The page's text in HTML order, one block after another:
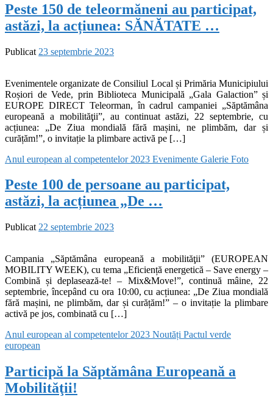
Peste 150 de teleormăneni au participat,
astăzi, la acțiunea: SĂNĂTATE …
Publicat 23 septembrie 2023
Evenimentele organizate de Consiliul Local și Primăria Municipiului
Roșiori de Vede, prin Biblioteca Municipală „Gala Galaction” și
EUROPE DIRECT Teleorman, în cadrul campaniei „Săptămâna
europeană a mobilităţii”, au continuat astăzi, 22 septembrie, cu
acțiunea: „De Ziua mondială fără mașini, ne plimbăm, dar și
curățăm!”, o invitație la plimbare activă pe […]
Anul european al competentelor 2023 Evenimente Galerie Foto
Peste 100 de persoane au participat,
astăzi, la acțiunea „De …
Publicat 22 septembrie 2023
Campania „Săptămâna europeană a mobilităţii” (EUROPEAN
MOBILITY WEEK), cu tema „Eficiență energetică – Save energy –
Combină și deplasează-te! – Mix&Move!”, continuă mâine, 22
septembrie, începând cu ora 10:00, cu acțiunea: „De Ziua mondială
fără mașini, ne plimbăm, dar și curățăm!” – o invitație la plimbare
activă pe jos, combinată cu […]
Anul european al competentelor 2023 Noutăți Pactul verde
european
Participă la Săptămâna Europeană a
Mobilităţii!